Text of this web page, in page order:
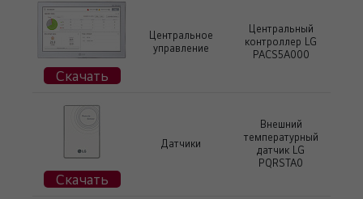
Скачать
Центральное
управление
Центральный
контроллер LG
PACS5А000
Скачать
Датчики
Внешний
температурный
датчик LG
PQRSTA0